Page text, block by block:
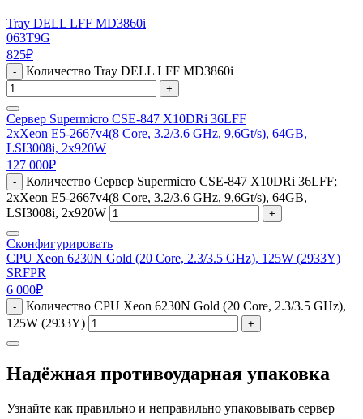
Tray DELL LFF MD3860i
063T9G
825₽
- Количество Tray DELL LFF MD3860i
+
Сервер Supermicro CSE-847 X10DRi 36LFF
2xXeon E5-2667v4(8 Core, 3.2/3.6 GHz, 9,6Gt/s), 64GB,
LSI3008i, 2x920W
127 000₽
-
Количество Сервер Supermicro CSE-847 X10DRi 36LFF;
2xXeon E5-2667v4(8 Core, 3.2/3.6 GHz, 9,6Gt/s), 64GB,
LSI3008i, 2x920W
+
Сконфигурировать
CPU Xeon 6230N Gold (20 Core, 2.3/3.5 GHz), 125W (2933Y)
SRFPR
6 000₽
-
Количество CPU Xeon 6230N Gold (20 Core, 2.3/3.5 GHz),
125W (2933Y)
+
Надёжная противоударная упаковка
Узнайте как правильно и неправильно упаковывать сервер